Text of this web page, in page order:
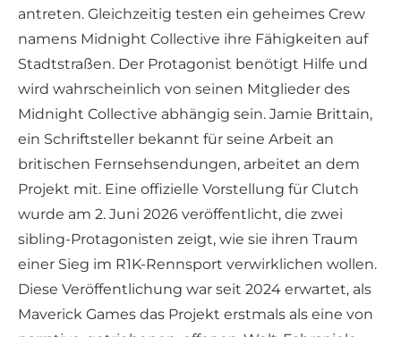
antreten. Gleichzeitig testen ein geheimes Crew
namens Midnight Collective ihre Fähigkeiten auf
Stadtstraßen. Der Protagonist benötigt Hilfe und
wird wahrscheinlich von seinen Mitglieder des
Midnight Collective abhängig sein. Jamie Brittain,
ein Schriftsteller bekannt für seine Arbeit an
britischen Fernsehsendungen, arbeitet an dem
Projekt mit. Eine offizielle Vorstellung für Clutch
wurde am 2. Juni 2026 veröffentlicht, die zwei
sibling-Protagonisten zeigt, wie sie ihren Traum
einer Sieg im R1K-Rennsport verwirklichen wollen.
Diese Veröffentlichung war seit 2024 erwartet, als
Maverick Games das Projekt erstmals als eine von